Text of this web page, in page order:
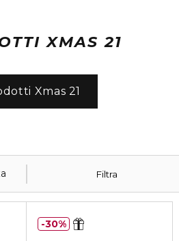
XMAS 21
Xmas 21
Filtra
30%